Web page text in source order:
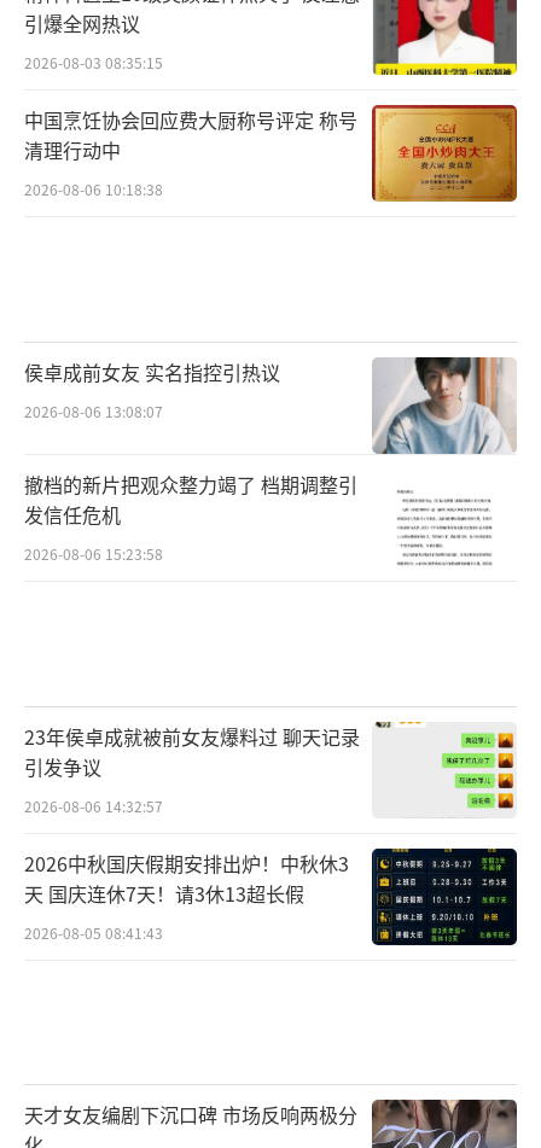
引爆全网热议
2026-08-03 08:35:15
中国烹饪协会回应费大厨称号评定 称号
清理行动中
2026-08-06 10:18:38
侯卓成前女友 实名指控引热议
2026-08-06 13:08:07
撤档的新片把观众整力竭了 档期调整引
发信任危机
2026-08-06 15:23:58
23年侯卓成就被前女友爆料过 聊天记录
引发争议
2026-08-06 14:32:57
2026中秋国庆假期安排出炉！中秋休3
天 国庆连休7天！请3休13超长假
2026-08-05 08:41:43
天才女友编剧下沉口碑 市场反响两极分